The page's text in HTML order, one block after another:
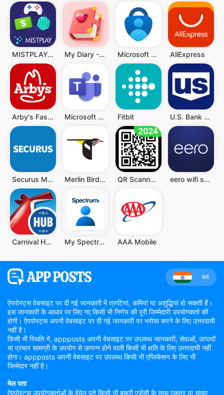
MISTPLAY: Play to Earn Money My Diary - Diary With Lock Microsoft Authenticator AliExpress
Arby's Fast Food Sandwiches Microsoft Teams Fitbit U.S. Bank Mobile Banking
Securus Mobile Merlin Bird ID QR Scanner - Barcode Scanner eero wifi system
Carnival HUB My Spectrum AAA Mobile
हिंदी
ऐपपोस्ट्स वेबसाइट पर दी गई जानकारी में त्रुटियां, कमियां या अशुद्धियां हो सकती हैं।
इस जानकारी के आधार पर लिए गए किसी भी निर्णय की पूरी जिम्मेदारी उपयोगकर्ता की
होगी। ऐपपोस्ट्स अपनी वेबसाइट पर दी गई जानकारी पर भरोसा करने के लिए उत्तरदायी
नहीं है।
किसी भी स्थिति में, appposts अपनी वेबसाइट पर उपलब्ध जानकारी, सेवाओं, उत्पादों
या प्रचार सामग्री के उपयोग से उत्पन्न होने वाली किसी भी क्षति के लिए उत्तरदायी नहीं
होगा। appposts अपनी वेबसाइट पर उपलब्ध किसी भी एप्लिकेशन के लिए भी
जिम्मेदार नहीं है।
मेल पता
ऐपपोस्ट्स उपयोगकर्ताओं के ईमेल पते किसी भी बाहरी एजेंसी के साथ एकत्र या साझा